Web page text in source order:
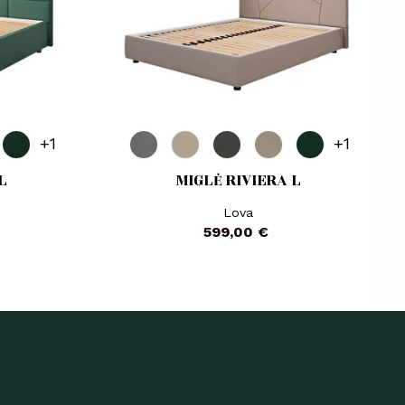
+1 +1
MIGLĖ RIVIERA L
Lova
Kaina
599,00 €